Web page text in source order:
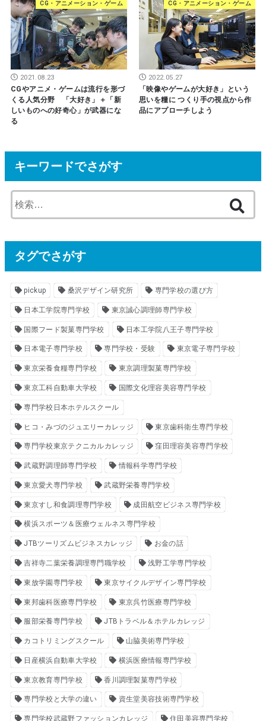
CG・アニメーション・ゲーム
2021.08.23
CGやアニメ・ゲームは流行を形づ
くる人気分野 「大好き」＋「新
しいものへの好奇心」が武器にな
る
CG・アニメーション・ゲーム
2022.05.27
「映像やゲームが大好き」という
思いを糧に つくり手の視点から作
品にアプローチしよう
キーワードでさがす
索
タグでさがす
pickup 桑沢デザイン研究所 専門学校の選び方
日本工学院専門学校 東京誠心調理師専門学校
国際フード製菓専門学校 日本工学院八王子専門学校
日本電子専門学校 専門学校・受験 東京電子専門学校
東京栄養食糧専門学校 東京調理製菓専門学校
東京工科自動車大学校 国際文化理容美容専門学校
専門学校日本ホテルスクール
ヒコ・みづのジュエリーカレッジ 東京歯科衛生専門学校
専門学校東京テクニカルカレッジ 窪田理容美容専門学校
武蔵野調理師専門学校 情報科学専門学校
東京愛犬専門学校 武蔵野栄養専門学校
東京すし和食調理専門学校 成田航空ビジネス専門学校
横浜スポーツ＆医療ウェルネス専門学校
JTBツーリズムビジネスカレッジ お金の話
吉祥寺二葉栄養調理専門職学校 浅野工学専門学校
東放学園専門学校 東京サイクルデザイン専門学校
東邦歯科医療専門学校 東京呉竹医療専門学校
服部栄養専門学校 JTBトラベル＆ホテルカレッジ
カコトリミングスクール 山脇美術専門学校
日産横浜自動車大学校 横浜医療情報専門学校
東京教育専門学校 香川調理製菓専門学校
専門学校と大学の違い 資生堂美容技術専門学校
専門学校武蔵野ファッションカレッジ 住田美容専門学校